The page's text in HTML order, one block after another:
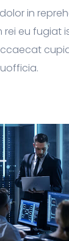
in
rei eu fugiat